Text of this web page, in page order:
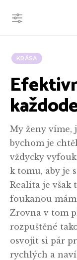
KRÁSA
My ženy víme,
bychom je
vždycky
k tomu, aby je
Realita je však
foukanou
Zrovna v tom
rozpuštěné
osvojit si pár
rychlých a